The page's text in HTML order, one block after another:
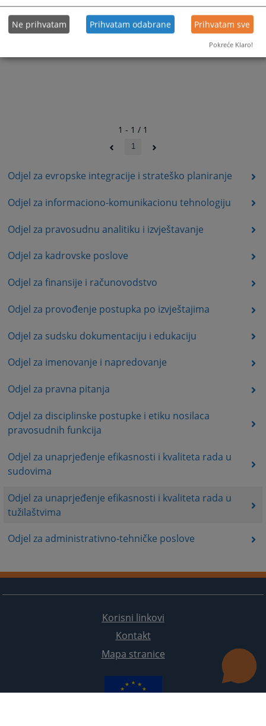
Odjel za evropske integracije i strateško planiranje
Odjel za informaciono-komunikacionu tehnologiju
Odjel za pravosudnu analitiku i izvještavanje
Odjel za kadrovske poslove
Odjel za finansije i računovodstvo
Odjel za provođenje postupka po izvještajima
Odjel za sudsku dokumentaciju i edukaciju
Odjel za imenovanje i napredovanje
Odjel za pravna pitanja
Odjel za disciplinske postupke i etiku nosilaca
pravosudnih funkcija
Odjel za unaprjeđenje efikasnosti i kvaliteta rada u
sudovima
Odjel za unaprjeđenje efikasnosti i kvaliteta rada u
tužilaštvima
Odjel za administrativno-tehničke poslove
1 - 1 / 1
1
Korisni linkovi
Kontakt
Mapa stranice
Ne prihvatam Prihvatam odabrane Prihvatam sve
Pokreće Klaro!